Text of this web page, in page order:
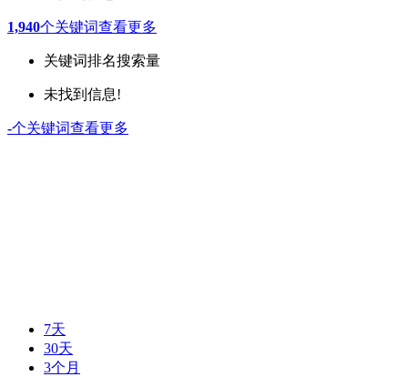
1,940个关键词查看更多
关键词排名搜索量
未找到信息!
-个关键词查看更多
7天
30天
3个月